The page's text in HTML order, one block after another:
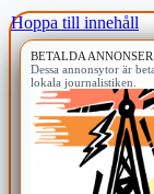
Hoppa till innehåll
BETALDA ANNONSER
Dessa annonsytor är
lokala journalistiken.